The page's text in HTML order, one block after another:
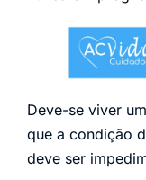
Deve-se viver
que a condição
deve ser